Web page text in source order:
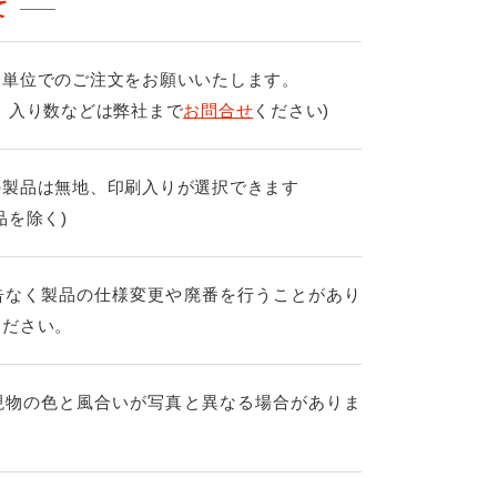
位でのご注文をお願いいたします。
入り数などは弊社までお問合せ ください)
品は無地、印刷入りが選択できます
を除く)
く製品の仕様変更や廃番を行うことがあり
さい。
の色と風合いが写真と異なる場合がありま